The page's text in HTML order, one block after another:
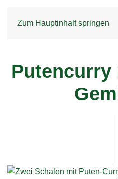
Zum Hauptinhalt springen